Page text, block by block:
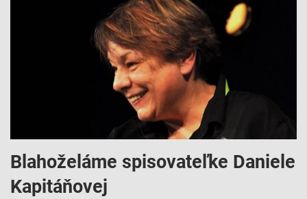
Blahoželáme spisovateľke Daniele
Kapitáňovej